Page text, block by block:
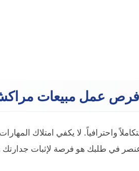
فرص عمل مبيعات
واحترافياً. لا يكفي امتلاك
في طلبك هو فرصة لإثبات جدارتك